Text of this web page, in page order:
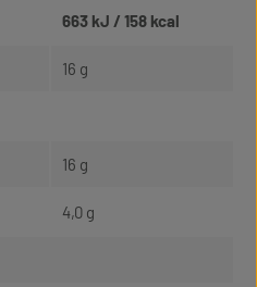
663 kJ / 158 kcal
16 g
16 g
4,0 g